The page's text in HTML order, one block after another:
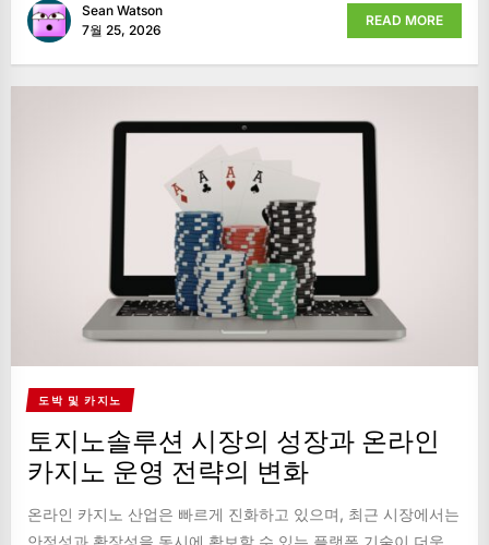
Sean Watson
7월 25, 2026
READ MORE
도박 및 카지노
토지노솔루션 시장의 성장과 온라인
카지노 운영 전략의 변화
온라인 카지노 산업은 빠르게 진화하고 있으며, 최근 시장에서는
안정성과 확장성을 동시에 확보할 수 있는 플랫폼 기술이 더욱